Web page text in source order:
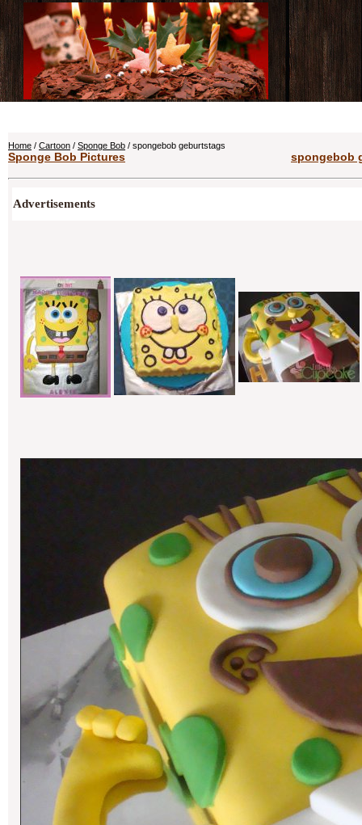
Home / Cartoon / Sponge Bob / spongebob geburtstags
Sponge Bob Pictures spongebob
Advertisements